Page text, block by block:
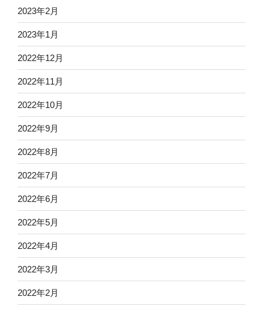
2023年2月
2023年1月
2022年12月
2022年11月
2022年10月
2022年9月
2022年8月
2022年7月
2022年6月
2022年5月
2022年4月
2022年3月
2022年2月